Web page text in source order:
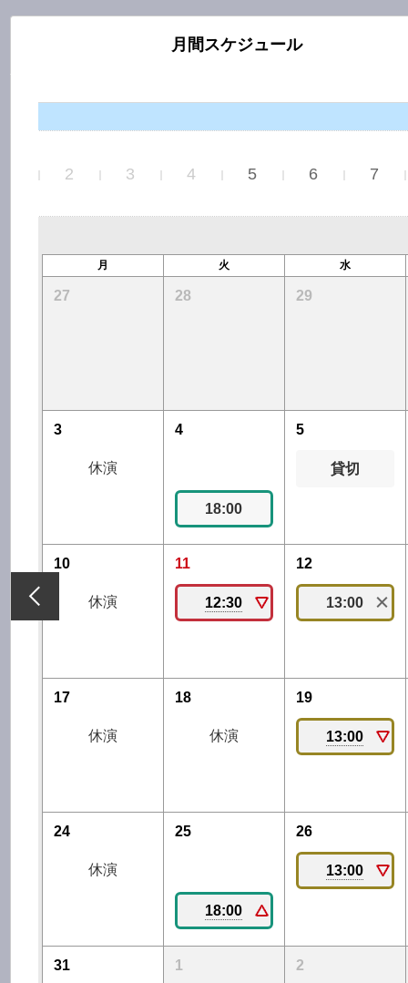
月間スケジュール
2 3 4 5 6 7
月 火 水
27 28 29
3
休演
4
18:00
5
貸切
10
休演
11
12:30
12
13:00
17
休演
18
休演
19
13:00
24
休演
25
18:00
26
13:00
31 1 2